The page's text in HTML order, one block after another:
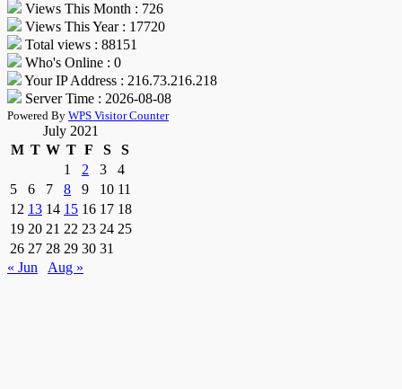
Views This Month : 726
Views This Year : 17720
Total views : 88151
Who's Online : 0
Your IP Address : 216.73.216.218
Server Time : 2026-08-08
Powered By WPS Visitor Counter
July 2021
M T W T F S
S
1
2 3
4
5
6 7 8 9 10 11
12 13 14 15 16 17 18
19 20 21 22 23 24 25
26 27 28 29 30 31
« Jun
Aug »